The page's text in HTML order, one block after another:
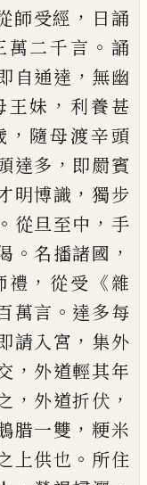
師受經 ， 日誦
萬二千言 。 誦
自通達 ， 無幽
王妹 ， 利養甚
， 隨母渡辛頭
達多 ， 即罽賓
明博識 ，獨步
。 從旦至中 ， 手
。名播諸國 ，
禮 ， 從受 《雜
萬言 。 達多每
請入宮 ， 集外
， 外道輕其年
， 外道折伏 ，
腊一雙 ，粳米
上供也 。 所住